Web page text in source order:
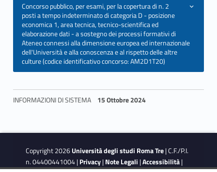
Concorso pubblico, per esami, per la copertura di n. 2
posti a tempo indeterminato di categoria D - posizione
economica 1, area tecnica, tecnico-scientifica ed
elaborazione dati - a sostegno dei processi formativi di
Ateneo connessi alla dimensione europea ed internazionale
dell'Università e alla conoscenza e al rispetto delle altre
culture (codice identificativo concorso: AM2D1T20)
INFORMAZIONI DI SISTEMA 15 Ottobre 2024
Copyright 2026Università degli studi Roma Tre| C.F./P.I.
n. 04400441004 |Privacy|Note Legali |Accessibilità|